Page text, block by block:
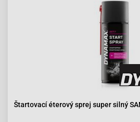
Štartovací éterový sprej super silný